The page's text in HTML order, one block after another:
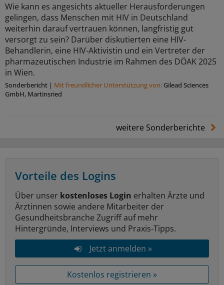
Wie kann es angesichts aktueller Herausforderungen
gelingen, dass Menschen mit HIV in Deutschland
weiterhin darauf vertrauen können, langfristig gut
versorgt zu sein? Darüber diskutierten eine HIV-
Behandlerin, eine HIV-Aktivistin und ein Vertreter der
pharmazeutischen Industrie im Rahmen des DÖAK 2025
in Wien.
Sonderbericht | Mit freundlicher Unterstützung von: Gilead Sciences
GmbH, Martinsried
weitere Sonderberichte
Vorteile des Logins
Über unser kostenloses Login erhalten Ärzte und
Ärztinnen sowie andere Mitarbeiter der
Gesundheitsbranche Zugriff auf mehr
Hintergründe, Interviews und Praxis-Tipps.
Jetzt anmelden »
Kostenlos registrieren »